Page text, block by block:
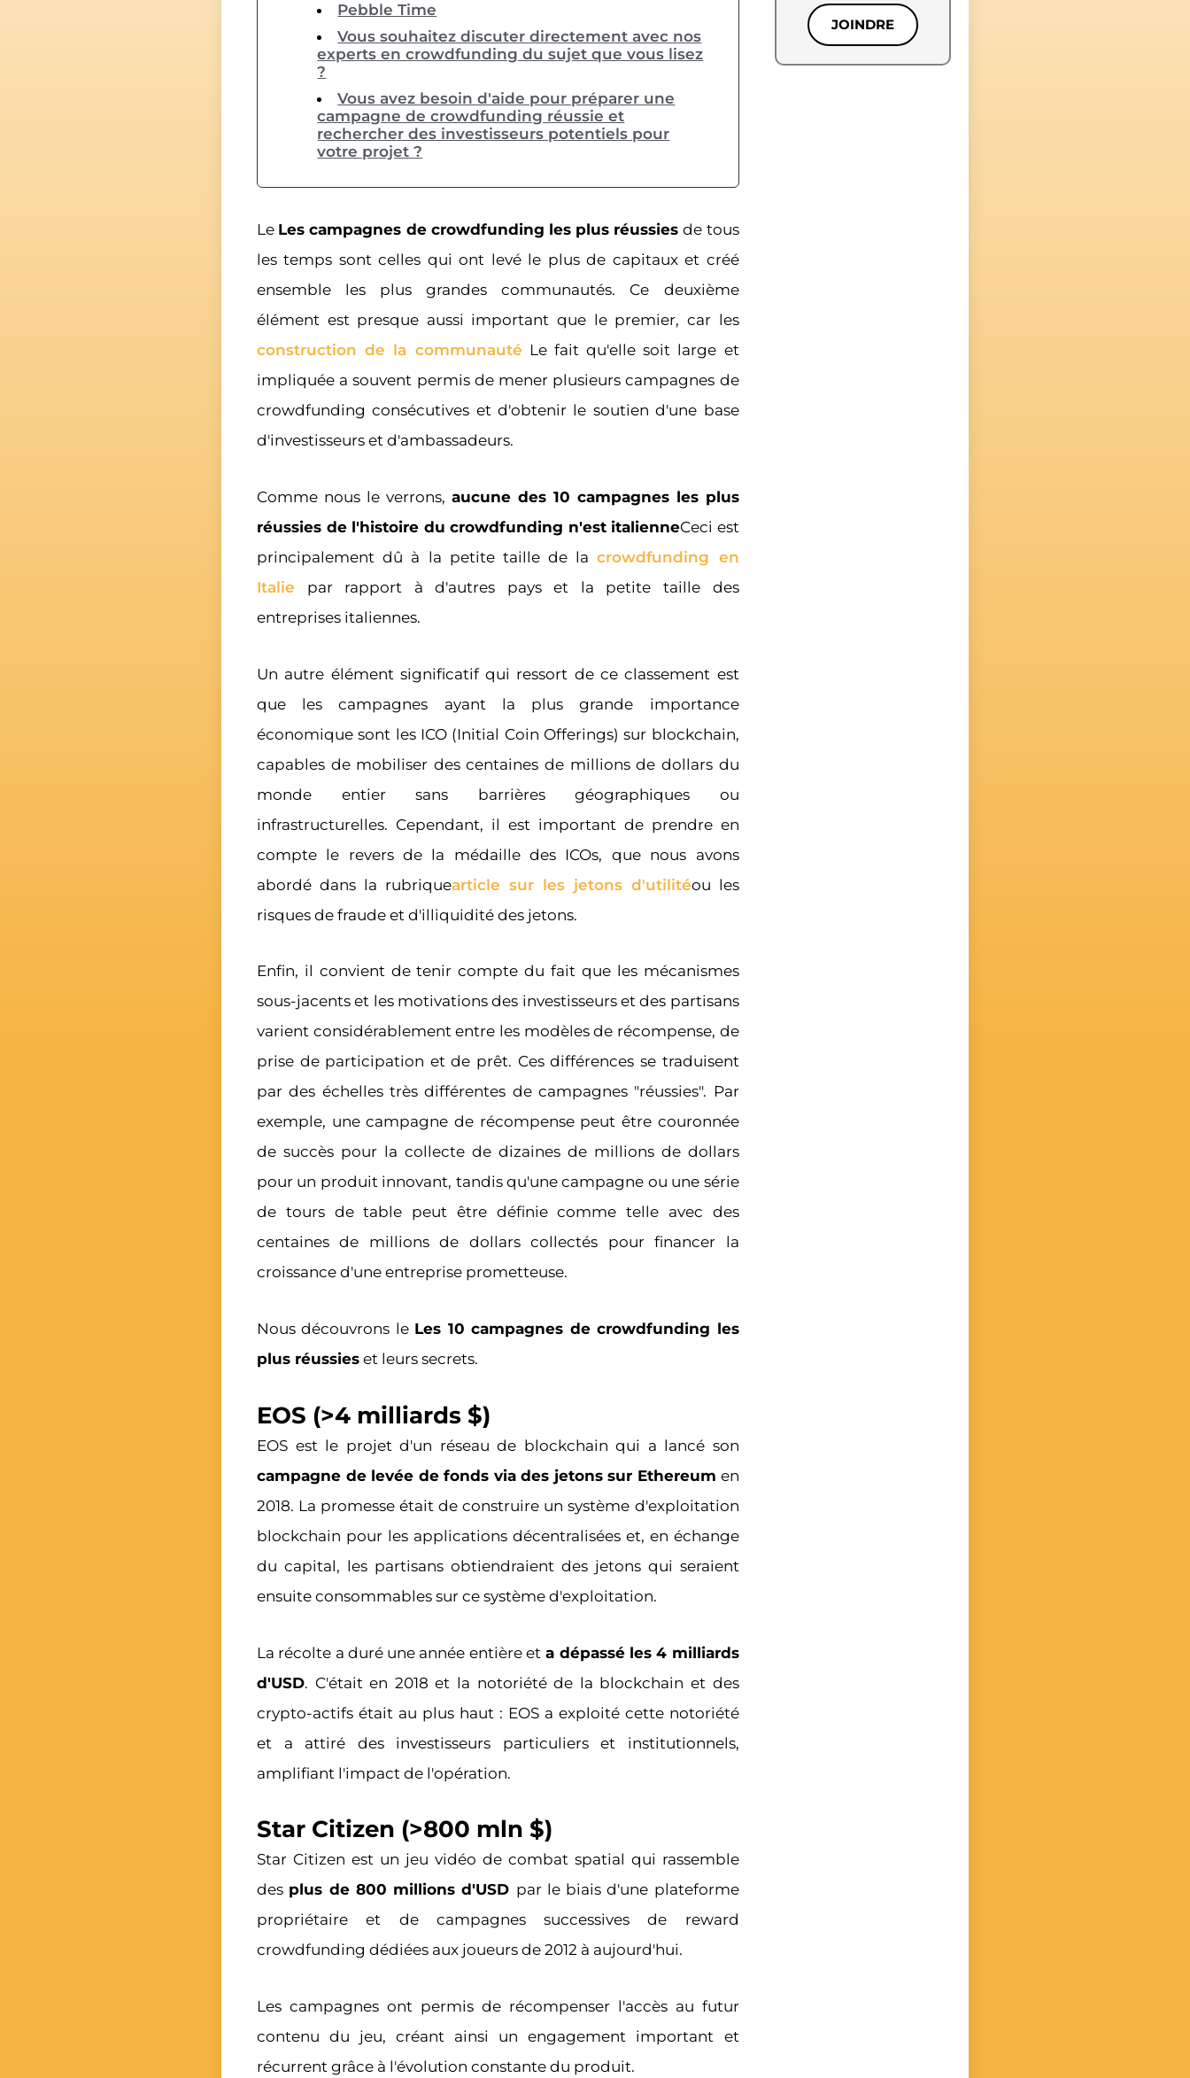
Pebble Time
Vous souhaitez discuter directement avec nos
experts en crowdfunding du sujet que vous lisez
?
Vous avez besoin d'aide pour préparer une
campagne de crowdfunding réussie et
rechercher des investisseurs potentiels pour
votre projet ?
Le Les campagnes de crowdfunding les plus réussiesde tous
les temps sont celles qui ont levé le plus de capitaux et créé
ensemble les plus grandes communautés. Ce deuxième
élément est presque aussi important que le premier, car les
construction de la communauté Le fait qu'elle soit large et
impliquée a souvent permis de mener plusieurs campagnes de
crowdfunding consécutives et d'obtenir le soutien d'une base
d'investisseurs et d'ambassadeurs.
Comme nous le verrons, aucune des 10 campagnes les plus
réussies de l'histoire du crowdfunding n'est italienneCeci est
principalement dû à la petite taille de lacrowdfunding en
Italie par rapport à d'autres pays et la petite taille des
entreprises italiennes.
Un autre élément significatif qui ressort de ce classement est
que les campagnes ayant la plus grande importance
économique sont les ICO (Initial Coin Offerings) sur blockchain,
capables de mobiliser des centaines de millions de dollars du
monde entier sans barrières géographiques ou
infrastructurelles. Cependant, il est important de prendre en
compte le revers de la médaille des ICOs, que nous avons
abordé dans la rubriquearticle sur les jetons d'utilitéou les
risques de fraude et d'illiquidité des jetons.
Enfin, il convient de tenir compte du fait que les mécanismes
sous-jacents et les motivations des investisseurs et des partisans
varient considérablement entre les modèles de récompense, de
prise de participation et de prêt. Ces différences se traduisent
par des échelles très différentes de campagnes "réussies". Par
exemple, une campagne de récompense peut être couronnée
de succès pour la collecte de dizaines de millions de dollars
pour un produit innovant, tandis qu'une campagne ou une série
de tours de table peut être définie comme telle avec des
centaines de millions de dollars collectés pour financer la
croissance d'une entreprise prometteuse.
Nous découvrons le Les 10 campagnes de crowdfunding les
plus réussies et leurs secrets.
EOS (>4 milliards $)
EOS est le projet d'un réseau de blockchain qui a lancé son
campagne de levée de fonds via des jetons sur Ethereum en
2018. La promesse était de construire un système d'exploitation
blockchain pour les applications décentralisées et, en échange
du capital, les partisans obtiendraient des jetons qui seraient
ensuite consommables sur ce système d'exploitation.
La récolte a duré une année entière et a dépassé les 4 milliards
d'USD. C'était en 2018 et la notoriété de la blockchain et des
crypto-actifs était au plus haut : EOS a exploité cette notoriété
et a attiré des investisseurs particuliers et institutionnels,
amplifiant l'impact de l'opération.
Star Citizen (>800 mln $)
Star Citizen est un jeu vidéo de combat spatial qui rassemble
des plus de 800 millions d'USD par le biais d'une plateforme
propriétaire et de campagnes successives de reward
crowdfunding dédiées aux joueurs de 2012 à aujourd'hui.
Les campagnes ont permis de récompenser l'accès au futur
contenu du jeu, créant ainsi un engagement important et
récurrent grâce à l'évolution constante du produit.
JOINDRE